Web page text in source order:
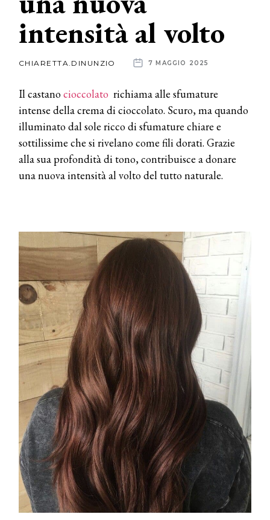
News
intensità al volto
CHIARETTA.DINUNZIO 7 MAGGIO 2025
Il castanocioccolato richiama alle sfumature
intense della crema di cioccolato. Scuro, ma quando
illuminato dal sole ricco di sfumature chiare e
sottilissime che si rivelano come fili dorati. Grazie
alla sua profondità di tono, contribuisce a donare
una nuova intensità al volto del tutto naturale.